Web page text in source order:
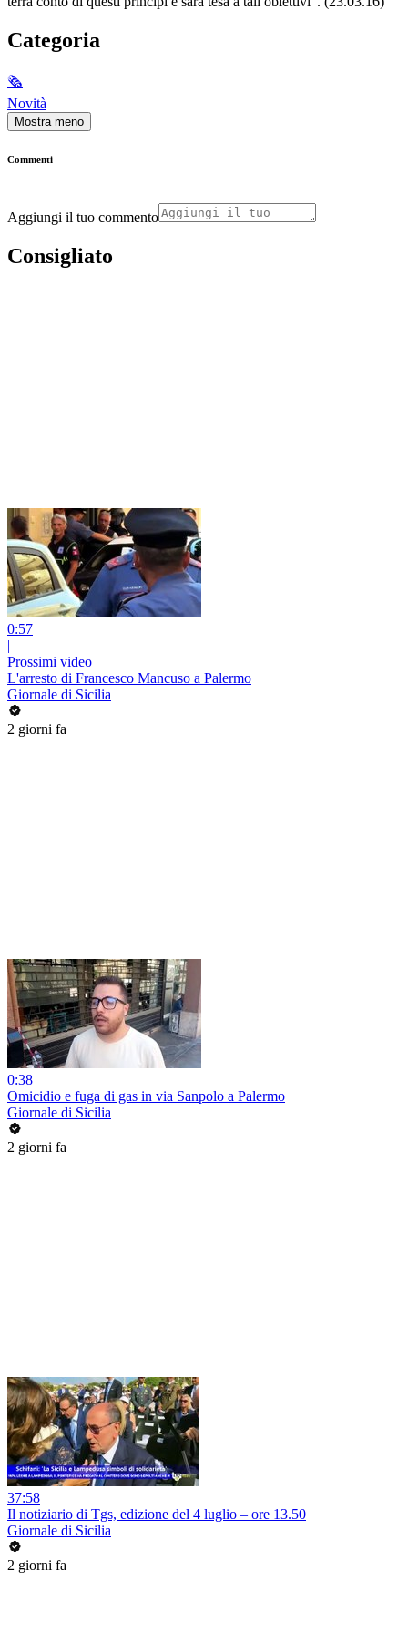
Categoria
🗞
Novità
Mostra meno
Commenti
Aggiungi il tuo commento
Consigliato
0:57
|
Prossimi video
L'arresto di Francesco Mancuso a Palermo
Giornale di Sicilia
2 giorni fa
0:38
Omicidio e fuga di gas in via Sanpolo a Palermo
Giornale di Sicilia
2 giorni fa
37:58
Il notiziario di Tgs, edizione del 4 luglio – ore 13.50
Giornale di Sicilia
2 giorni fa